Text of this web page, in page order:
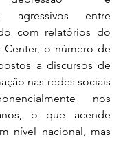
agressivos entre
com relatórios do
Center, o número de
a discursos de
nas redes sociais
nos
o que acende
nível nacional, mas